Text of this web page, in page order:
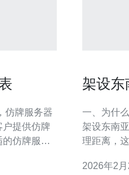
提供仿牌
仿牌服务
架设东
一、为什
架设东南
理距离，
网页加载
2026年2月